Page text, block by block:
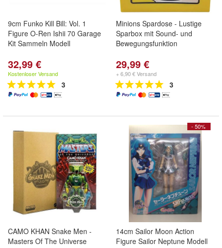
9cm Funko Kill Bill: Vol. 1
Figure O-Ren Ishii 70 Garage
Kit Sammeln Modell
32,99 €
Kostenloser Versand
3
Minions Spardose - Lustige
Sparbox mit Sound- und
Bewegungsfunktion
29,99 €
+ 6,90 € Versand
3
CAMO KHAN Snake Men -
Masters Of The Universe
- 50%
14cm Sailor Moon Action
Figure Sailor Neptune Modell